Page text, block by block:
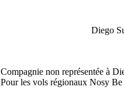
Diego
Compagnie non représentée à
Pour les vols régionaux Nosy